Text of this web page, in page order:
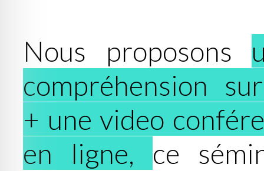
Nous proposons
compréhension
+ une video
en ligne, ce